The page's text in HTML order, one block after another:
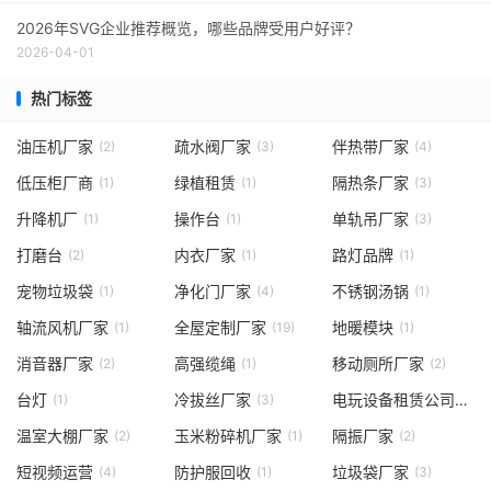
2026年SVG企业推荐概览，哪些品牌受用户好评？
2026-04-01
热门标签
油压机厂家 (2) 疏水阀厂家 (3) 伴热带厂家 (4)
低压柜厂商 (1) 绿植租赁 (1) 隔热条厂家 (3)
升降机厂 (1) 操作台 (1) 单轨吊厂家 (3)
打磨台 (2) 内衣厂家 (1) 路灯品牌 (1)
宠物垃圾袋 (1) 净化门厂家 (4) 不锈钢汤锅 (1)
轴流风机厂家 (1) 全屋定制厂家 (19) 地暖模块 (1)
消音器厂家 (2) 高强缆绳 (1) 移动厕所厂家 (2)
台灯 (1) 冷拔丝厂家 (3) 电玩设备租赁公司
(2)
温室大棚厂家 (2) 玉米粉碎机厂家 (1) 隔振厂家 (2)
短视频运营 (4) 防护服回收 (1) 垃圾袋厂家 (3)